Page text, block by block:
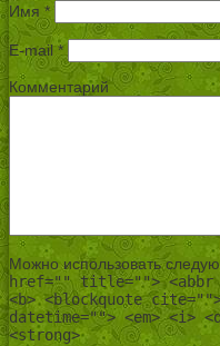
Имя *
E-mail*
Комментарий
Можно использовать
href="" title="">
<b> <blockquote
datetime=""> <em> <i>
<strong>